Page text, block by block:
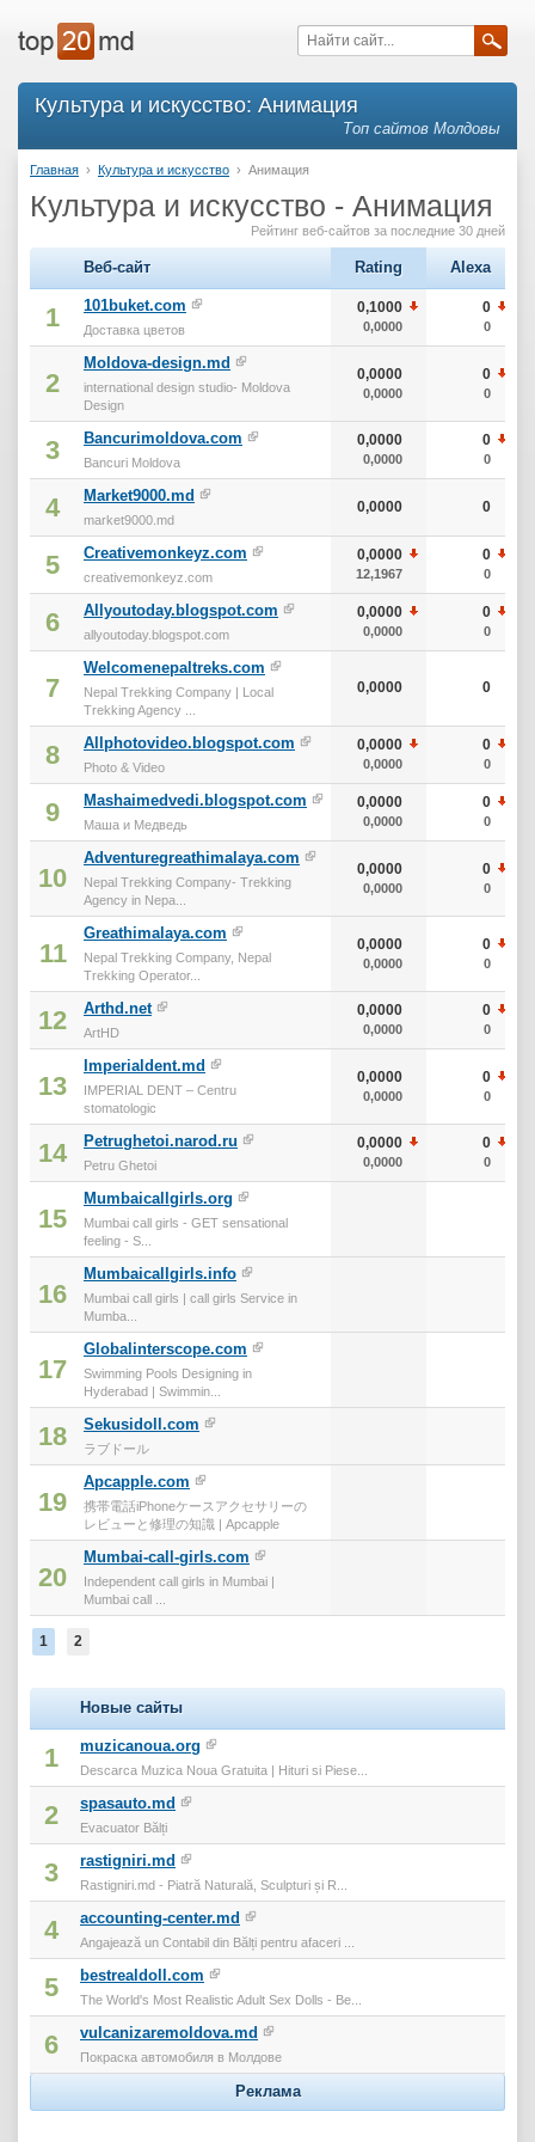
Культура и искусство: Анимация
Топ сайтов Молдовы
Главная › Культура и искусство › Анимация
Культура и искусство - Анимация
Рейтинг веб-сайтов за последние 30 дней
Веб-сайт Rating Alexa
1 101buket.com
Доставка цветов
0,1000
0,0000
0
0
2
Moldova-design.md
international design studio- Moldova
Design
0,0000
0,0000
0
0
3 Bancurimoldova.com
Bancuri Moldova
0,0000
0,0000
0
0
4 Market9000.md
market9000.md
0,0000 0
5 Creativemonkeyz.com
creativemonkeyz.com
0,0000
12,1967
0
0
6 Allyoutoday.blogspot.com
allyoutoday.blogspot.com
0,0000
0,0000
0
0
7
Welcomenepaltreks.com
Nepal Trekking Company | Local
Trekking Agency ...
0,0000 0
8 Allphotovideo.blogspot.com
Photo & Video
0,0000
0,0000
0
0
9 Mashaimedvedi.blogspot.com
Маша и Медведь
0,0000
0,0000
0
0
10
Adventuregreathimalaya.com
Nepal Trekking Company- Trekking
Agency in Nepa...
0,0000
0,0000
0
0
11
Greathimalaya.com
Nepal Trekking Company, Nepal
Trekking Operator...
0,0000
0,0000
0
0
12 Arthd.net
ArtHD
0,0000
0,0000
0
0
13
Imperialdent.md
IMPERIAL DENT – Centru
stomatologic
0,0000
0,0000
0
0
14 Petrughetoi.narod.ru
Petru Ghetoi
0,0000
0,0000
0
0
15
Mumbaicallgirls.org
Mumbai call girls - GET sensational
feeling - S...
16
Mumbaicallgirls.info
Mumbai call girls | call girls Service in
Mumba...
17
Globalinterscope.com
Swimming Pools Designing in
Hyderabad | Swimmin...
18 Sekusidoll.com
ラブドール
19
Apcapple.com
携帯電話iPhoneケースアクセサリーの
レビューと修理の知識 | Apcapple
20
Mumbai-call-girls.com
Independent call girls in Mumbai |
Mumbai call ...
1 2
Новые сайты
1 muzicanoua.org
Descarca Muzica Noua Gratuita | Hituri si Piese...
2 spasauto.md
Evacuator Bălți
3 rastigniri.md
Rastigniri.md - Piatră Naturală, Sculpturi și R...
4 accounting-center.md
Angajează un Contabil din Bălți pentru afaceri ...
5 bestrealdoll.com
The World's Most Realistic Adult Sex Dolls - Be...
6 vulcanizaremoldova.md
Покраска автомобиля в Молдове
Реклама